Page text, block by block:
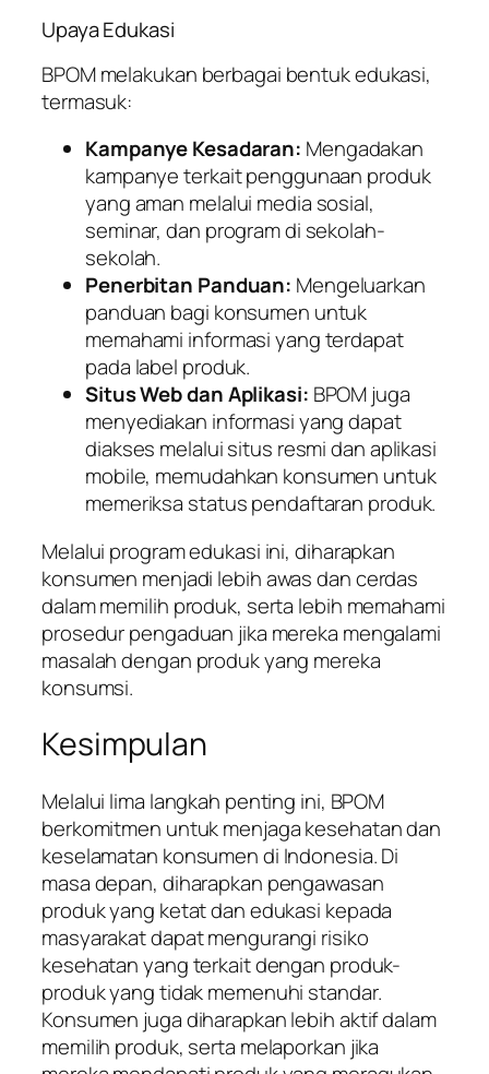
Upaya Edukasi
BPOM melakukan berbagai bentuk edukasi,
termasuk:
Kampanye Kesadaran: Mengadakan
kampanye terkait penggunaan produk
yang aman melalui media sosial,
seminar, dan program di sekolah-
sekolah.
Penerbitan Panduan: Mengeluarkan
panduan bagi konsumen untuk
memahami informasi yang terdapat
pada label produk.
Situs Web dan Aplikasi: BPOM juga
menyediakan informasi yang dapat
diakses melalui situs resmi dan aplikasi
mobile, memudahkan konsumen untuk
memeriksa status pendaftaran produk.
Melalui program edukasi ini, diharapkan
konsumen menjadi lebih awas dan cerdas
dalam memilih produk, serta lebih memahami
prosedur pengaduan jika mereka mengalami
masalah dengan produk yang mereka
konsumsi.
Kesimpulan
Melalui lima langkah penting ini, BPOM
berkomitmen untuk menjaga kesehatan dan
keselamatan konsumen di Indonesia. Di
masa depan, diharapkan pengawasan
produk yang ketat dan edukasi kepada
masyarakat dapat mengurangi risiko
kesehatan yang terkait dengan produk-
produk yang tidak memenuhi standar.
Konsumen juga diharapkan lebih aktif dalam
memilih produk, serta melaporkan jika